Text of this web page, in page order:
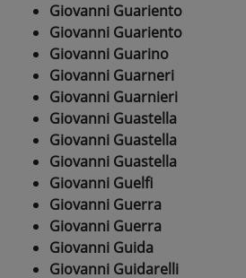
Giovanni Guariento
Giovanni Guariento
Giovanni Guarino
Giovanni Guarneri
Giovanni Guarnieri
Giovanni Guastella
Giovanni Guastella
Giovanni Guastella
Giovanni Guelfi
Giovanni Guerra
Giovanni Guerra
Giovanni Guida
Giovanni Guidarelli